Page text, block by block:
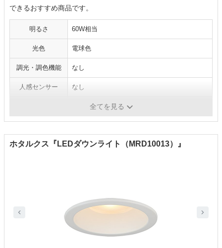
できるおすすめ商品です。
明るさ 60W相当
光色 電球色
調光・調色機能 なし
人感センサー なし
全てを見る
ホタルクス『LEDダウンライト（MRD10013）』